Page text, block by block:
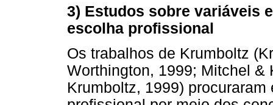
3) Estudos sobre variáveis
escolha profissional
Os trabalhos de Krumboltz
Worthington, 1999; Mitchel &
Krumboltz, 1999)